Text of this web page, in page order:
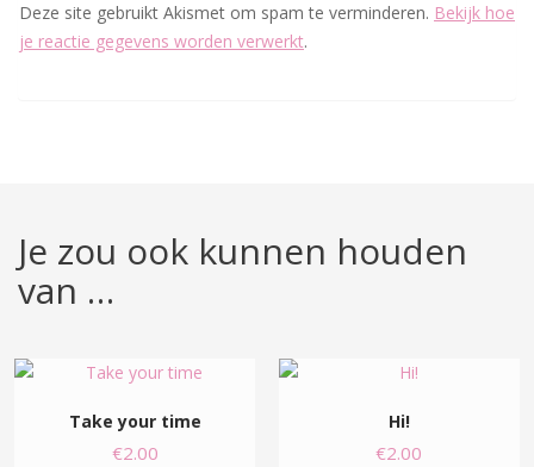
Deze site gebruikt Akismet om spam te verminderen. Bekijk hoe
je reactie gegevens worden verwerkt.
Je zou ook kunnen houden
van …
Take your time
€2.00
Hi!
€2.00